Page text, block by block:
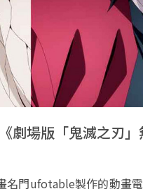
場版「鬼滅之刃」
名門ufotable製作的動畫